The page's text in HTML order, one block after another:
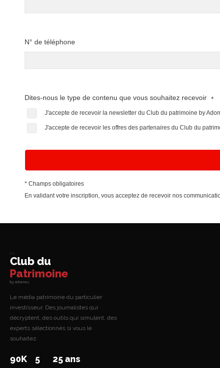
N° de téléphone
Dites-nous le type de contenu que vous souhaitez recevoir *
J'accepte de recevoir la newsletter du Club du patrimoine by
J'accepte de recevoir les offres des partenaires du Club du
* Champs obligatoires
En validant votre inscription, vous acceptez de recevoir nos
Le
Club du
Patrimoine
by Adomos
Le média patrimoine du particulier
investisseur. Des journalistes qui
décryptent, des outils qui simulent, des
experts sélectionnés si vous le
souhaitez.
90K 5 25 ans